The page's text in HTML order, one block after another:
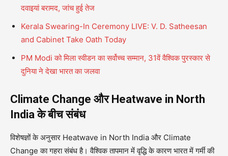
दवाइयां बरामद, जांच हुई तेज
Kerala Swearing-In Ceremony LIVE: V. D. Satheesan
and Cabinet Take Oath Today
PM Modi को मिला स्वीडन का सर्वोच्च सम्मान, 31वें वैश्विक पुरस्कार से
दुनिया ने देखा भारत का जलवा
Climate Change और Heatwave in North
India के बीच संबंध
विशेषज्ञों के अनुसार Heatwave in North India और Climate
Change का गहरा संबंध है। वैश्विक तापमान में वृद्धि के कारण भारत में गर्मी की